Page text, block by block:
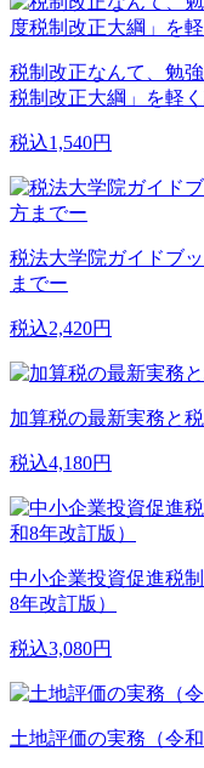
税制改正なんて、勉
税制改正大綱」を軽
税込1,540円
税法大学院ガイドブ
までー
税込2,420円
加算税の最新実務と
税込4,180円
中小企業投資促進税
8年改訂版）
税込3,080円
土地評価の実務（令和